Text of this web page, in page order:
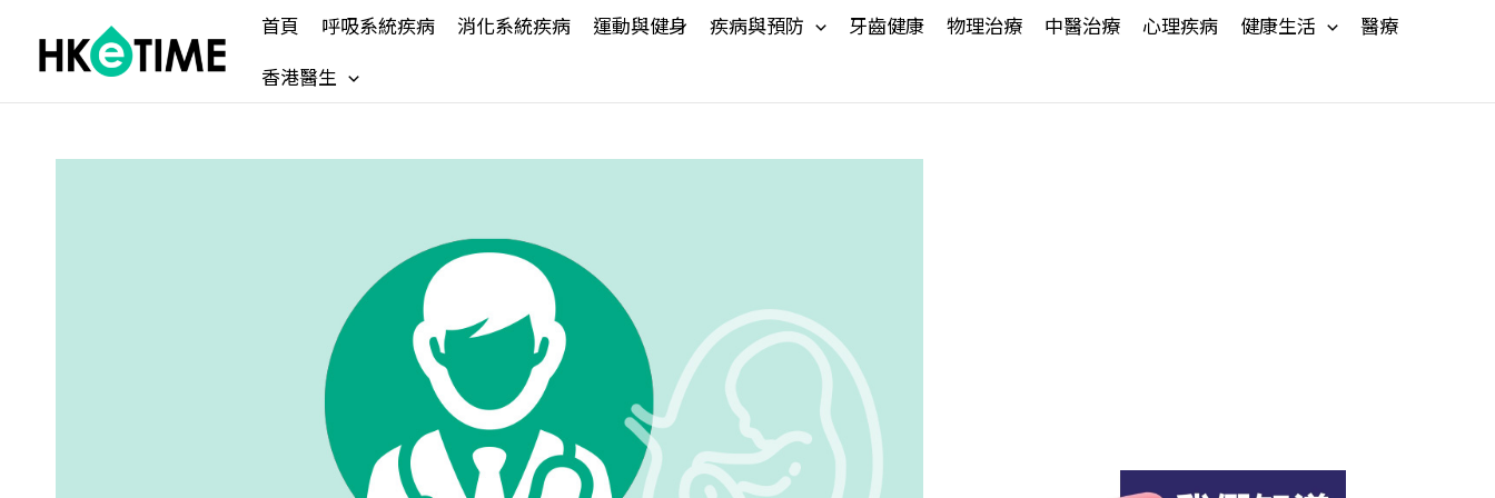
content
首頁 呼吸系統疾病 消化系統疾病 運動與健身 疾病與預防 牙齒健康 物理治療 中醫治療 心理疾病 健康生活
醫療
香港醫生